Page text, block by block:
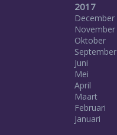
2017
December
November
Oktober
September
Juni
Mei
April
Maart
Februari
Januari